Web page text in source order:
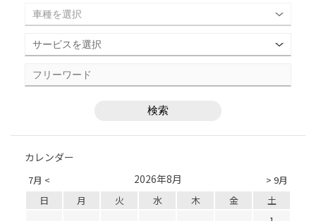
カレンダー
7月 < > 9月
2026年8月
日 月 火 水 木 金
土